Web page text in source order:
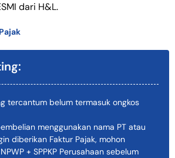
dari H&L.
tercantum belum termasuk ongkos
menggunakan nama PT atau
diberikan Faktur Pajak, mohon
+ SPPKP Perusahaan sebelum